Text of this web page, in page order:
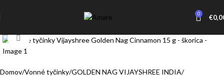
0 €
Click to enlarge
Domov Vonné tyčinky GOLDEN NAG VIJAYSHREE INDIA